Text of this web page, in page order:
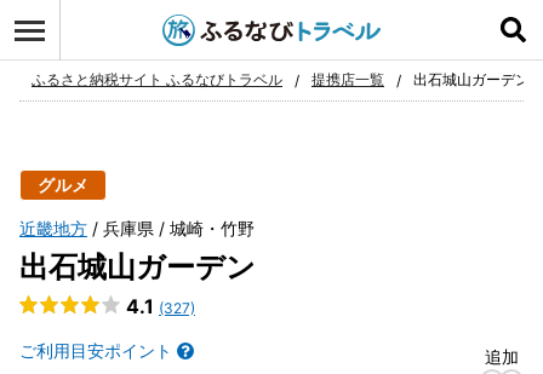
お気に入り
ふるさと納税サイト ふるなびトラベル 提携店一覧 出石城山ガーデン
グルメ
近畿地方 兵庫県 城崎・竹野
出石城山ガーデン
4.1 (327)
ご利用目安ポイント 追加